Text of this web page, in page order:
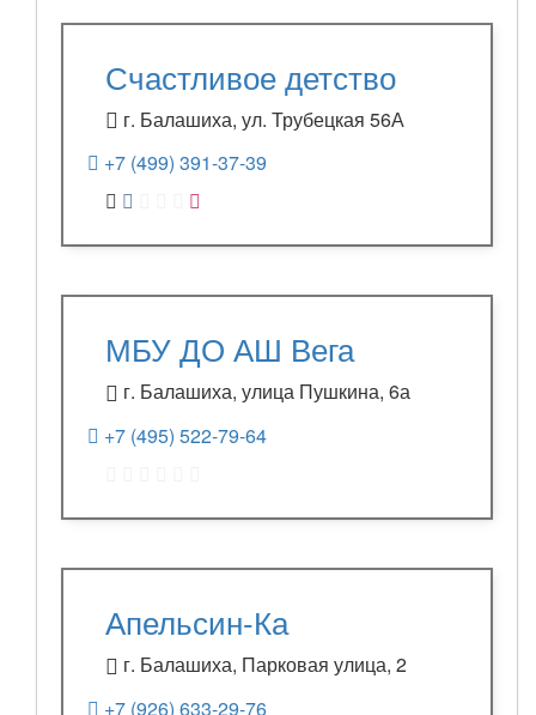
Счастливое детство
г. Балашиха, ул. Трубецкая 56А
+7 (499) 391-37-39
МБУ ДО АШ Вега
г. Балашиха, улица Пушкина, 6а
+7 (495) 522-79-64
Апельсин-Ка
г. Балашиха, Парковая улица, 2
+7 (926) 633-29-76